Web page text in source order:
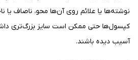
نوشته‌ها یا علائم روی آن‌ها محو، ناصاف یا
کپسول‌ها حتی ممکن است سایز بزرگ‌تری
آسیب دیده باشند.